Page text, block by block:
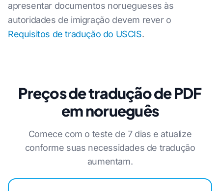
apresentar documentos noruegueses às
autoridades de imigração devem rever o
Requisitos de tradução do USCIS.
Preços de tradução de PDF
em norueguês
Comece com o teste de 7 dias e atualize
conforme suas necessidades de tradução
aumentam.